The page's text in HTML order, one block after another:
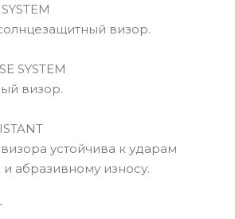
визор.
SYSTEM
визор.
устойчива к ударам
абразивному износу.